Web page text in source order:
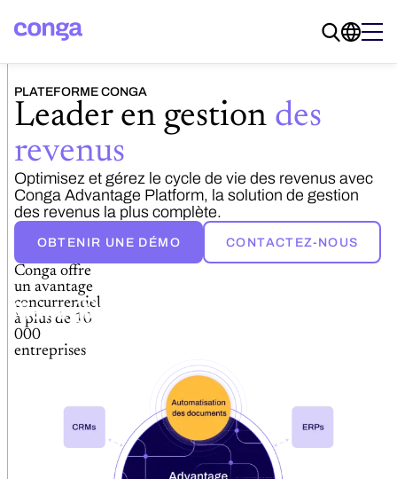
PLATEFORME CONGA
Leader en gestion des
revenus
Optimisez et gérez le cycle de vie des revenus avec
Conga Advantage Platform, la solution de gestion
des revenus la plus complète.
OBTENIR UNE DÉMO CONTACTEZ-NOUS
Conga offre
un avantage
concurrentiel
à plus de 10
000
entreprises